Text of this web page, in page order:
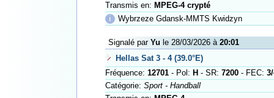
Transmis en: MPEG-4 crypté
ℹ
Wybrzeze Gdansk-MMTS Kwidzyn
Signalé par Yu le 28/03/2026 à 20:01
Hellas Sat 3 - 4 (39.0°E)
Fréquence: 12701- Pol: H - SR: 7200- FEC:
Catégorie: Sport - Handball